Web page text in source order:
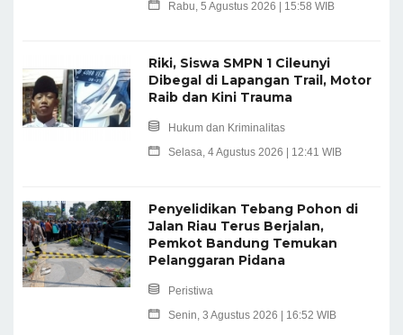
Rabu, 5 Agustus 2026 | 15:58 WIB
Riki, Siswa SMPN 1 Cileunyi
Dibegal di Lapangan Trail, Motor
Raib dan Kini Trauma
Hukum dan Kriminalitas
Selasa, 4 Agustus 2026 | 12:41 WIB
Penyelidikan Tebang Pohon di
Jalan Riau Terus Berjalan,
Pemkot Bandung Temukan
Pelanggaran Pidana
Peristiwa
Senin, 3 Agustus 2026 | 16:52 WIB